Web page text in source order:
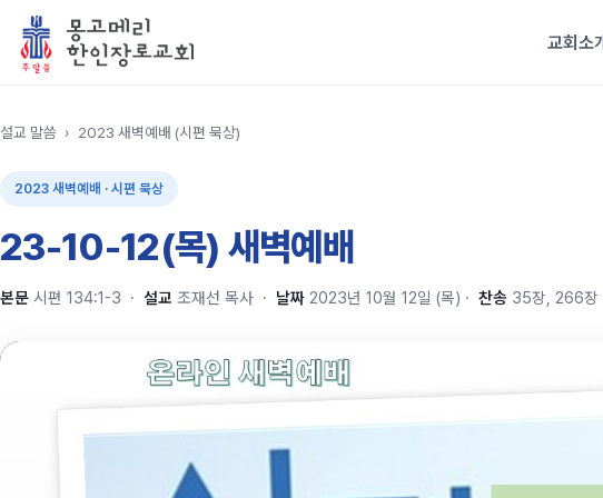
교회소
설교 말씀 › 2023 새벽예배 (시편 묵상)
2023 새벽예배 · 시편 묵상
23-10-12(목) 새벽예배
본문 시편 134:1-3 · 설교 조재선 목사 · 날짜 2023년 10월 12일 (목) · 찬송 35장, 266장